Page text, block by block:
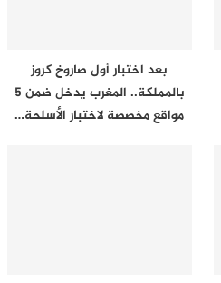
بعد اختبار أول صاروخ كروز
بالمملكة.. المغرب يدخل ضمن 5
مواقع مخصصة لاختبار الأسلحة…